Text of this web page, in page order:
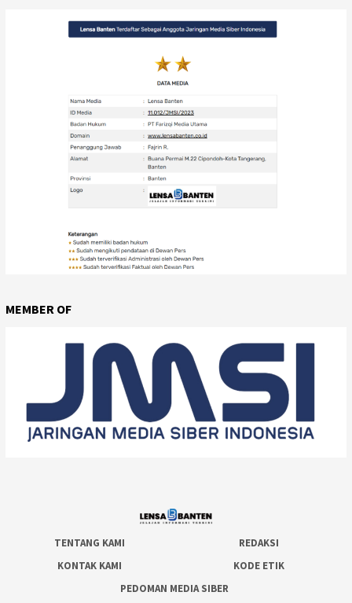
MEMBER OF
TENTANG KAMI
REDAKSI
KONTAK KAMI
KODE ETIK
PEDOMAN MEDIA SIBER